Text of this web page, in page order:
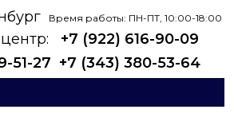
Время работы: ПН-ПТ, 10:00-18:00
+7 (922) 616-90-09
51-27 +7 (343) 380-53-64